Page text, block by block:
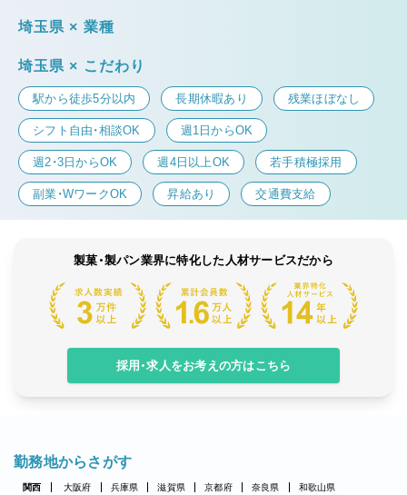
埼玉県 × 業種
埼玉県 × こだわり
駅から徒歩5分以内 長期休暇あり 残業ほぼなし
シフト自由・相談OK 週1日からOK
週2・3日からOK 週4日以上OK 若手積極採用
副業・WワークOK 昇給あり 交通費支給
製菓・製パン業界に特化した人材サービスだから
採用・求人をお考えの方はこちら
勤務地からさがす
関西 大阪府 兵庫県 滋賀県 京都府 奈良県 和歌山県